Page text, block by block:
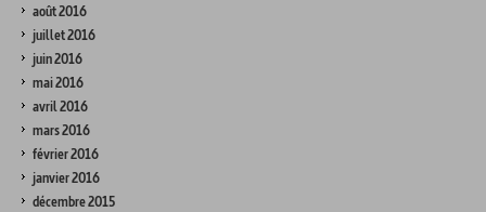
août 2016
juillet 2016
juin 2016
mai 2016
avril 2016
mars 2016
février 2016
janvier 2016
décembre 2015